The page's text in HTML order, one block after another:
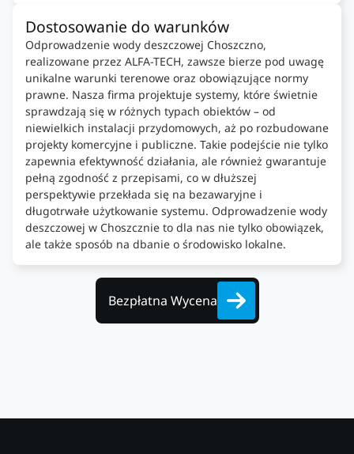
Dostosowanie do warunków
Odprowadzenie wody deszczowej Choszczno,
realizowane przez ALFA-TECH, zawsze bierze pod uwagę
unikalne warunki terenowe oraz obowiązujące normy
prawne. Nasza firma projektuje systemy, które świetnie
sprawdzają się w różnych typach obiektów – od
niewielkich instalacji przydomowych, aż po rozbudowane
projekty komercyjne i publiczne. Takie podejście nie tylko
zapewnia efektywność działania, ale również gwarantuje
pełną zgodność z przepisami, co w dłuższej
perspektywie przekłada się na bezawaryjne i
długotrwałe użytkowanie systemu. Odprowadzenie wody
deszczowej w Choszcznie to dla nas nie tylko obowiązek,
ale także sposób na dbanie o środowisko lokalne.
Bezpłatna Wycena